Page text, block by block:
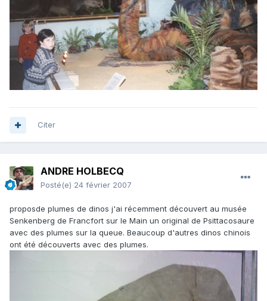
Citer
ANDRE HOLBECQ
Posté(e) 24 février 2007
proposde plumes de dinos j'ai récemment découvert au musée
Senkenberg de Francfort sur le Main un original de Psittacosaure
avec des plumes sur la queue. Beaucoup d'autres dinos chinois
ont été découverts avec des plumes.